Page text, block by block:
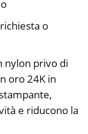
o
nylon privo di
oro 24K in
e riducono la